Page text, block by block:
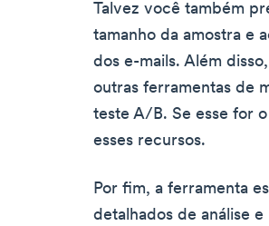
Talvez você também
tamanho da amostra e
dos e-mails. Além
outras ferramentas de
teste A/B. Se esse for
esses recursos.
Por fim, a ferramenta
detalhados de análise